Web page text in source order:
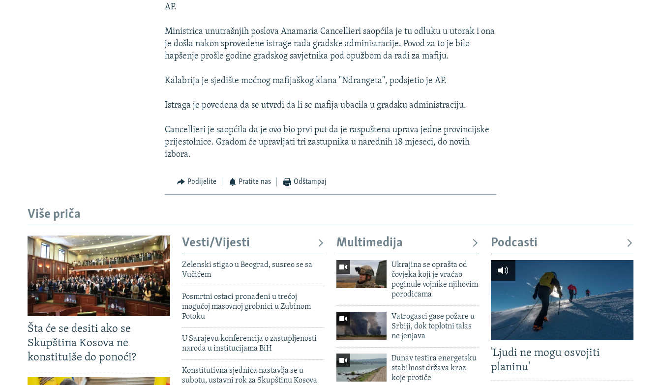
AP.
Ministrica unutrašnjih poslova Anamaria Cancellieri saopćila je tu odluku u utorak i ona
je došla nakon sprovedene istrage rada gradske administracije. Povod za to je bilo
hapšenje prošle godine gradskog savjetnika pod opužbom da radi za mafiju.
Kalabrija je sjedište moćnog mafijaškog klana "Ndrangeta", podsjetio je AP.
Istraga je povedena da se utvrdi da li se mafija ubacila u gradsku administraciju.
Cancellieri je saopćila da je ovo bio prvi put da je raspuštena uprava jedne provincijske
prijestolnice. Gradom će upravljati tri zastupnika u narednih 18 mjeseci, do novih
izbora.
Podijelite Pratite nas Odštampaj
Više priča
Šta će se desiti ako se
Skupština Kosova ne
konstituiše do ponoći?
Vesti/Vijesti
Zelenski stigao u Beograd, susreo se sa
Vučićem
Posmrtni ostaci pronađeni u trećoj
mogućoj masovnoj grobnici u Zubinom
Potoku
U Sarajevu konferencija o zastupljenosti
naroda u institucijama BiH
Konstitutivna sjednica nastavlja se u
subotu, ustavni rok za Skupštinu Kosova
Multimedija
Ukrajina se oprašta od
čovjeka koji je vraćao
poginule vojnike njihovim
porodicama
Vatrogasci gase požare u
Srbiji, dok toplotni talas
ne jenjava
Dunav testira energetsku
stabilnost država kroz
koje protiče
Podcasti
'Ljudi ne mogu osvojiti
planinu'